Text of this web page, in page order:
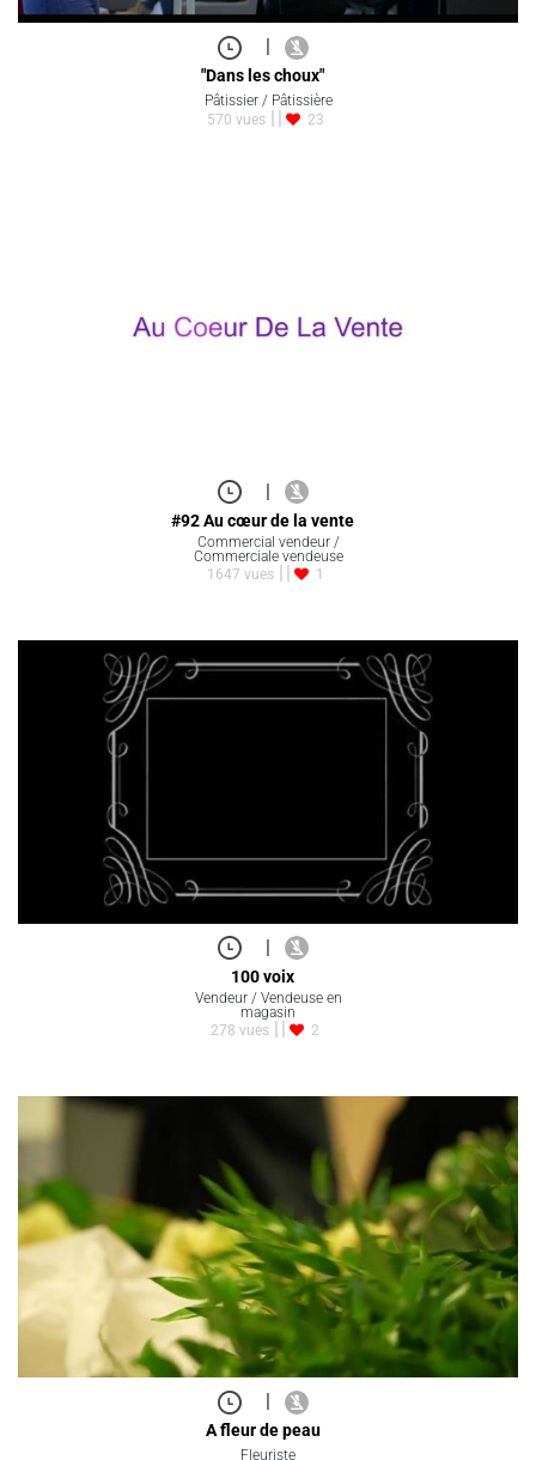
|
"Dans les choux"
Pâtissier / Pâtissière
570 vues
23
|
#92 Au cœur de la vente
Commercial vendeur /
Commerciale vendeuse
1647 vues
1
|
100 voix
Vendeur / Vendeuse en
magasin
278 vues
2
A fleur de peau
Fleuriste